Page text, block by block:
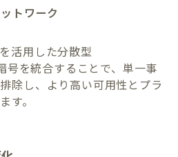
トワーク
活用した分散型
号を統合することで、単一事
除し、より高い可用性とプラ
す。